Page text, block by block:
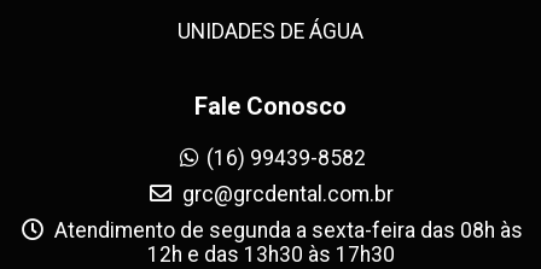
UNIDADES DE ÁGUA
Fale Conosco
(16) 99439-8582
grc@grcdental.com.br
Atendimento de segunda a sexta-feira das 08h às
12h e das 13h30 às 17h30